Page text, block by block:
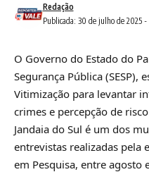
Publicada: 30 de julho de 2025 -
Redação
O Governo do Estado do
Segurança Pública (SESP),
Vitimização para levantar
crimes e percepção de
Jandaia do Sul é um dos
entrevistas realizadas pela
em Pesquisa, entre agosto